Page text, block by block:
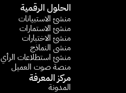
مركز المعرفة
المدونة
الحلول الرقمية
منشئ الاستبيانات​
منشئ الاستمارات​
منشئ الاختبارات
منشى النماذج
منشئ استطلاعات الرأي​
منصة صوت العميل